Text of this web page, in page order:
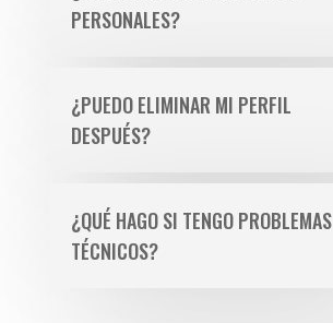
PERSONALES?
¿PUEDO ELIMINAR MI PERFIL
DESPUÉS?
¿QUÉ HAGO SI TENGO PROBLEMAS
TÉCNICOS?